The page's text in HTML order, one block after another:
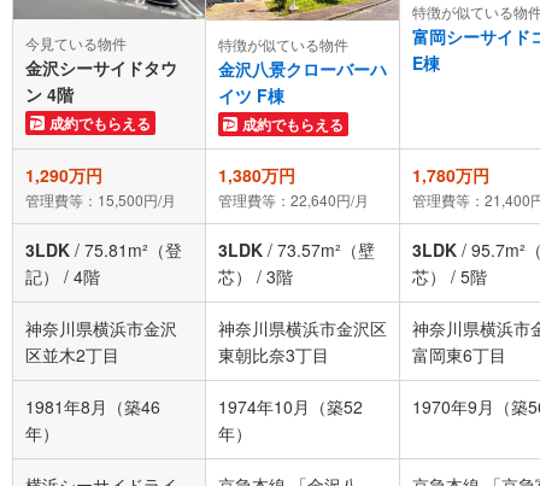
今見ている物件
金沢シーサイドタウ
ン 4階
成約でもらえる
特徴が似ている物件
金沢八景クローバーハ
イツ F棟
成約でもらえる
特徴が似ている物
富岡シーサイド
E棟
1,290万円
管理費等：15,500円/月
1,380万円
管理費等：22,640円/月
1,780万円
管理費等：21,400
3LDK / 75.81m²（登
記）
/ 4階
3LDK / 73.57m²（壁
芯）
/ 3階
3LDK / 95.7m²
芯）
/ 5階
神奈川県横浜市金沢
区並木2丁目
神奈川県横浜市金沢区
東朝比奈3丁目
神奈川県横浜市
富岡東6丁目
1981年8月（築46
年）
1974年10月（築52
年）
1970年9月（築